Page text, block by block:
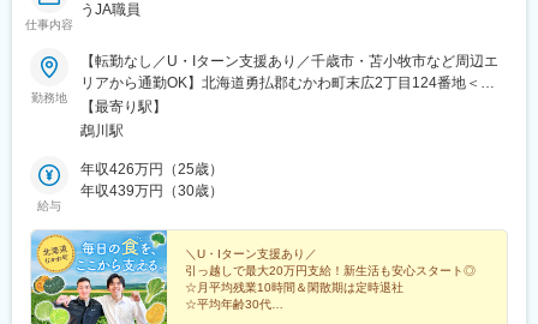
仕事内容
うJA職員
勤務地
【転勤なし／U・Iターン支援あり／千歳市・苫小牧市など周辺エ
リアから通勤OK】北海道勇払郡むかわ町末広2丁目124番地＜ア
クセス＞JR「鵡川駅」より徒歩5分高速バス（道南バス）「むか
わ四季の館駅前停留所」より徒歩5分＼U・Iターン支援あり！遠方
20万円◆世帯主以外（ご家族の実家など）：10万円さらに全員対
象の住宅手当（月1.5万円）に加え、むかわ町在住の場合は月1万
クセスも良好！／札幌や新千歳空港へは高速道路で1時間ほど。繁
華街へのお出かけや帰省にも便利なエリアです。☆マイカー（自
動車・バイクなど）通勤OK☆受動喫煙対策：屋内禁煙・喫煙室あ
り
【最寄り駅】
鵡川駅
給与
年収426万円（25歳）
年収439万円（30歳）
＼U・Iターン支援あり／
引っ越しで最大20万円支給！新生活も安心スタート◎
☆月平均残業10時間＆閑散期は定時退社
☆平均年齢30代